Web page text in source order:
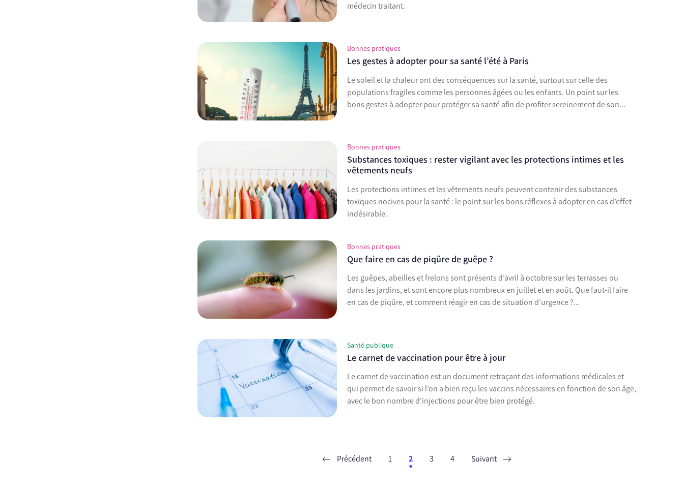
médecin traitant.
Bonnes pratiques
Les gestes à adopter pour sa santé l’été à Paris
Le soleil et la chaleur ont des conséquences sur la santé, surtout sur celle des
populations fragiles comme les personnes âgées ou les enfants. Un point sur les
bons gestes à adopter pour protéger sa santé afin de profiter sereinement de son...
Bonnes pratiques
Substances toxiques : rester vigilant avec les protections intimes et les
vêtements neufs
Les protections intimes et les vêtements neufs peuvent contenir des substances
toxiques nocives pour la santé : le point sur les bons réflexes à adopter en cas d’effet
indésirable.
Bonnes pratiques
Que faire en cas de piqûre de guêpe ?
Les guêpes, abeilles et frelons sont présents d’avril à octobre sur les terrasses ou
dans les jardins, et sont encore plus nombreux en juillet et en août. Que faut-il faire
en cas de piqûre, et comment réagir en cas de situation d’urgence ?...
Santé publique
Le carnet de vaccination pour être à jour
Le carnet de vaccination est un document retraçant des informations médicales et
qui permet de savoir si l’on a bien reçu les vaccins nécessaires en fonction de son âge,
avec le bon nombre d’injections pour être bien protégé.
Précédent 1 2 3 4 Suivant